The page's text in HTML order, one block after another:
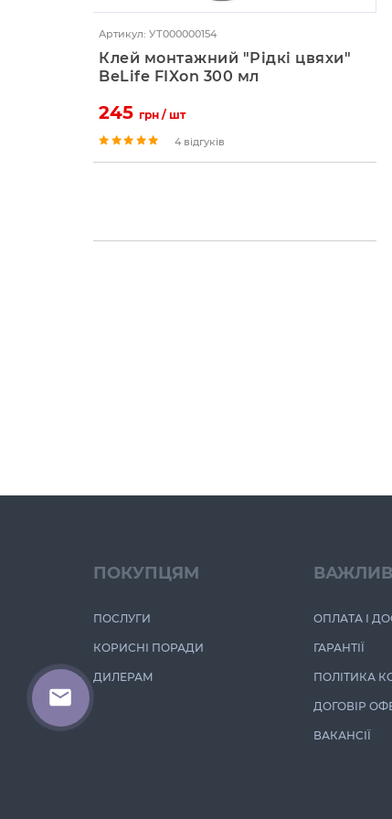
Артикул: УТ000000154
Клей монтажний "Рідкі цвяхи"
BeLife FIXon 300 мл
245 грн / шт
4 відгуків
ПОКУПЦЯМ
ПОСЛУГИ
КОРИСНІ ПОРАДИ
ДИЛЕРАМ
ОПЛАТА І
ГАРАНТІЇ
ПОЛІТИКА
ДОГОВІР
ВАКАНСІЇ